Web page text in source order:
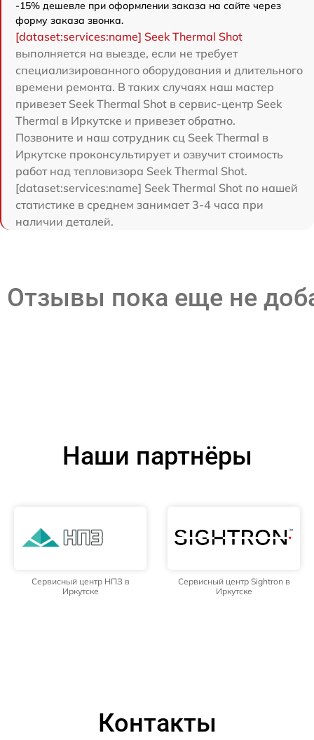
-15% дешевле при оформлении заказа на сайте через
форму заказа звонка.
[dataset:services:name] Seek Thermal Shot
выполняется на выезде, если не требует
специализированного оборудования и длительного
времени ремонта. В таких случаях наш мастер
привезет Seek Thermal Shot в сервис-центр Seek
Thermal в Иркутске и привезет обратно.
Позвоните и наш сотрудник сц Seek Thermal в
Иркутске проконсультирует и озвучит стоимость
работ над тепловизора Seek Thermal Shot.
[dataset:services:name] Seek Thermal Shot по нашей
статистике в среднем занимает 3-4 часа при
наличии деталей.
Отзывы пока еще не
Наши партнёры
Сервисный центр НПЗ в
Иркутске
Сервисный центр Sightron в
Иркутске
Контакты